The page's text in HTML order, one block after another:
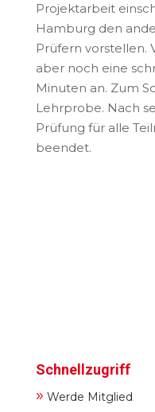
Projektarbeit
Hamburg den
Prüfern vorstellen.
aber noch eine
Minuten an. Zum
Lehrprobe. Nach
Prüfung für alle
beendet.
Schnellzugriff
» Werde Mitglied